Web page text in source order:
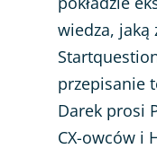
wiedza, jaką
przepisanie
Darek prosi
CX-owców i